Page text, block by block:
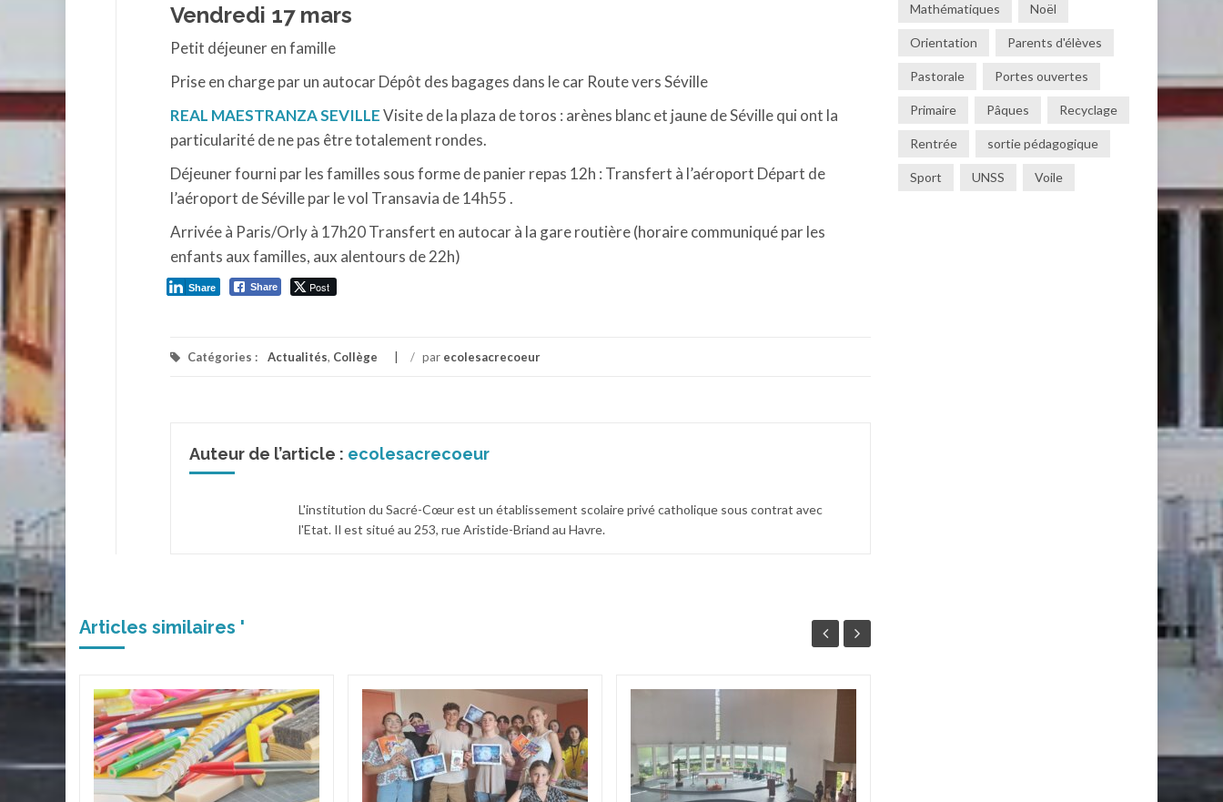
Vendredi 17 mars
Petit déjeuner en famille
Prise en charge par un autocar Dépôt des bagages dans le car Route vers Séville
REAL MAESTRANZA SEVILLEVisite de la plaza de toros : arènes blanc et jaune de Séville qui ont la
particularité de ne pas être totalement rondes.
Déjeuner fourni par les familles sous forme de panier repas 12h : Transfert à l’aéroport Départ de
l’aéroport de Séville par le vol Transavia de 14h55 .
Arrivée à Paris/Orly à 17h20 Transfert en autocar à la gare routière (horaire communiqué par les
enfants aux familles, aux alentours de 22h)
Share Post
Share
Catégories : Actualités, Collège / par ecolesacrecoeur
Auteur de l’article : ecolesacrecoeur
L'institution du Sacré-Cœur est un établissement scolaire privé catholique sous contrat avec
l'Etat. Il est situé au 253, rue Aristide-Briand au Havre.
Articles similaires '
Mathématiques Noël
Orientation Parents d'élèves
Pastorale Portes ouvertes
Primaire Pâques Recyclage
Rentrée sortie pédagogique
Sport UNSS Voile